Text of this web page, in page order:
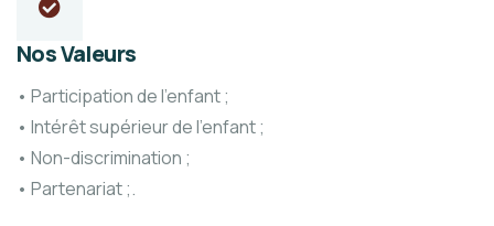
Nos Valeurs
• Participation de l’enfant ;
• Intérêt supérieur de l’enfant ;
• Non-discrimination ;
• Partenariat ;.